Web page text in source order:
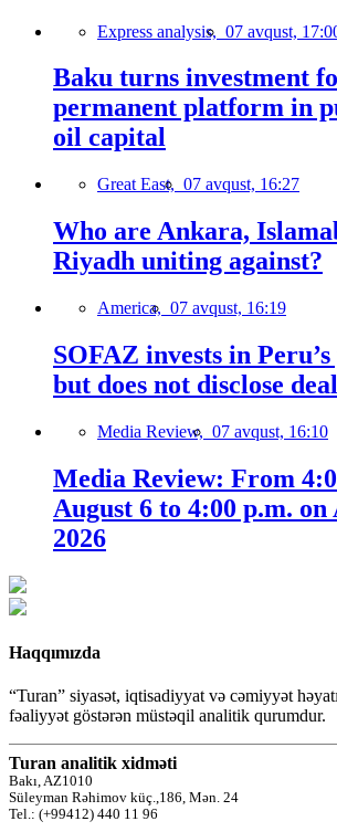
Express analysis, 07 avqust,
Baku turns investment
permanent platform in
oil capital
Great East, 07 avqust, 16:27
Who are Ankara,
Riyadh uniting against?
America, 07 avqust, 16:19
SOFAZ invests in
but does not disclose
Media Review, 07 avqust, 16:10
Media Review: From
August 6 to 4:00 p.m. on
2026
Haqqımızda
“Turan” siyasət, iqtisadiyyat və cəmiyyət
fəaliyyət göstərən müstəqil analitik qurumdur.
Turan analitik xidməti
Bakı, AZ1010
Süleyman Rəhimov küç.,186, Mən. 24
Tel.: (+99412) 440 11 96